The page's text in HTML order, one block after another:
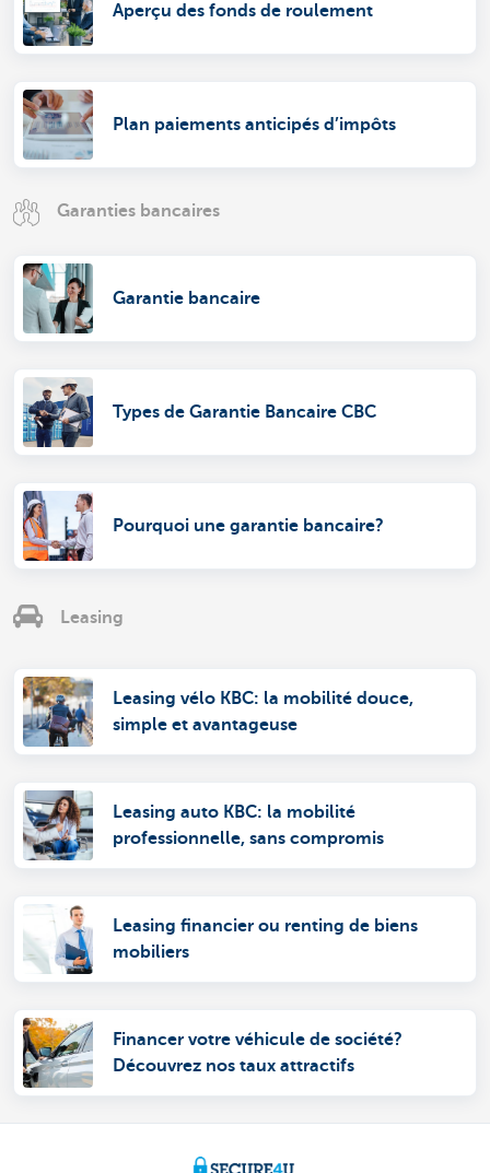
Aperçu des fonds de roulement
Plan paiements anticipés d’impôts
Garanties bancaires
Garantie bancaire
Types de Garantie Bancaire CBC
Pourquoi une garantie bancaire?
Leasing
Leasing vélo KBC: la mobilité douce,
simple et avantageuse
Leasing auto KBC: la mobilité
professionnelle, sans compromis
Leasing financier ou renting de biens
mobiliers
Financer votre véhicule de société?
Découvrez nos taux attractifs